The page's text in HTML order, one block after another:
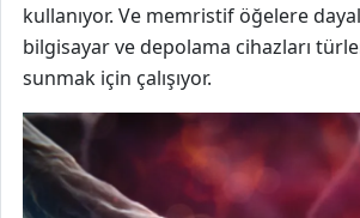
kullanıyor. Ve memristif öğelere
bilgisayar ve depolama cihazları
sunmak için çalışıyor.